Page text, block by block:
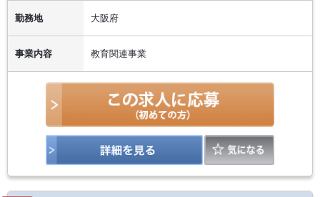
勤務地 大阪府
事業内容 教育関連事業